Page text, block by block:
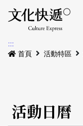
最新公告
本期專題
活動特區
:::
首頁
活動特區
活動日曆